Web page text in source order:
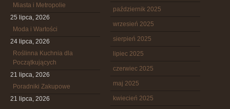
Miasta i Metropolie
25 lipca, 2026
Moda i Wartości
24 lipca, 2026
Roślinna Kuchnia dla
Początkujących
21 lipca, 2026
Poradniki Zakupowe
21 lipca, 2026
październik 2025
wrzesień 2025
sierpień 2025
lipiec 2025
czerwiec 2025
maj 2025
kwiecień 2025